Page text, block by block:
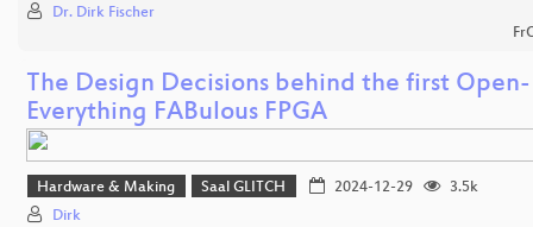
Dr. Dirk Fischer
The Design Decisions behind the first Open-
Everything FABulous FPGA
Hardware & Making Saal GLITCH 2024-12-29
3.5k
Dirk